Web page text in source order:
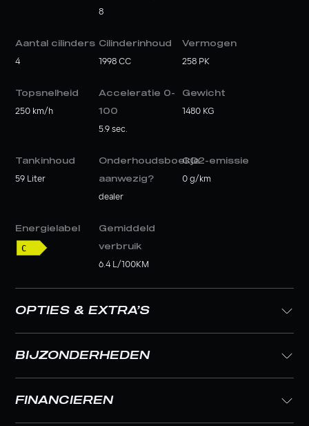
8
Aantal cilinders
4
Cilinderinhoud
1998 CC
Vermogen
258 PK
Topsnelheid
250 km/h
Acceleratie 0-
100
5.9 sec.
Gewicht
1480 KG
Tankinhoud
59 Liter
Onderhoudsboekje
aanwezig?
dealer
CO2-emissie
0 g/km
Energielabel Gemiddeld
verbruik
6.4 L/100KM
OPTIES & EXTRA’S
BIJZONDERHEDEN
FINANCIEREN